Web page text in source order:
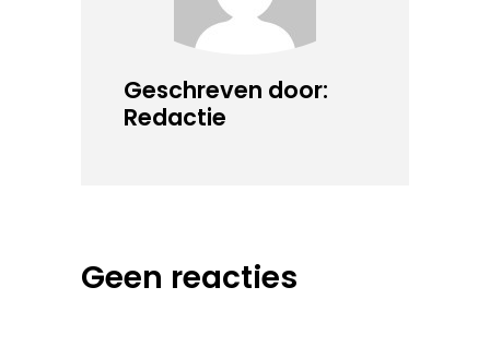
Geschreven door:
Redactie
Geen reacties